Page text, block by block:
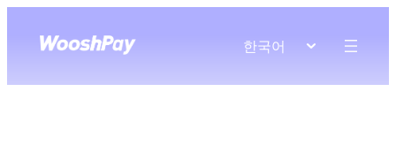
한국어